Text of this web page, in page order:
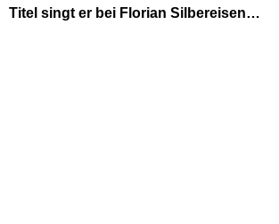
Titel singt er bei Florian Silbereisen…